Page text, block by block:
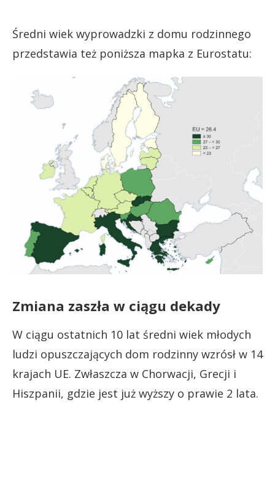
Średni wiek wyprowadzki z domu rodzinnego
przedstawia też poniższa mapka z Eurostatu:
Zmiana zaszła w ciągu dekady
W ciągu ostatnich 10 lat średni wiek młodych
ludzi opuszczających dom rodzinny wzrósł w 14
krajach UE. Zwłaszcza w Chorwacji, Grecji i
Hiszpanii, gdzie jest już wyższy o prawie 2 lata.